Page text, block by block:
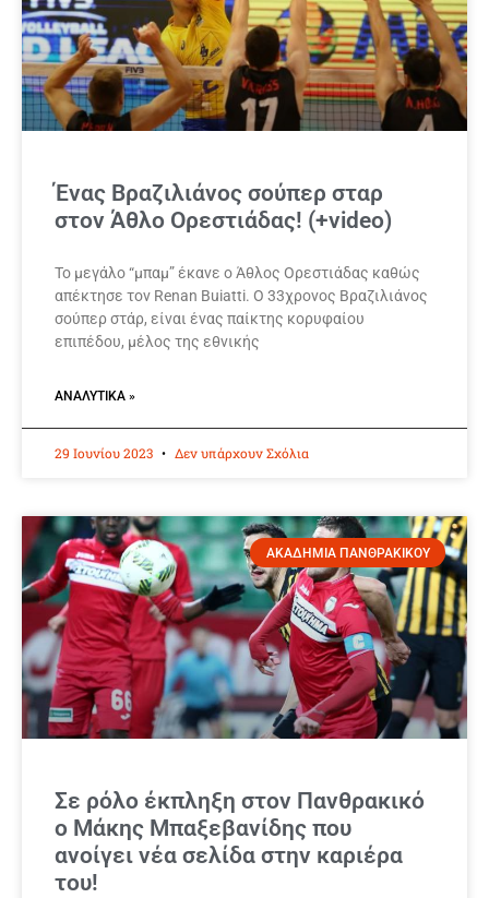
Ένας Βραζιλιάνος σούπερ σταρ
στον Άθλο Ορεστιάδας! (+video)
Το μεγάλο “μπαμ” έκανε ο Άθλος Ορεστιάδας καθώς
απέκτησε τον Renan Buiatti. Ο 33χρονος Βραζιλιάνος
σούπερ στάρ, είναι ένας παίκτης κορυφαίου
επιπέδου, μέλος της εθνικής
ΑΝΑΛΥΤΙΚΆ »
29 Ιουνίου 2023 Δεν υπάρχουν Σχόλια
ΑΚΑΔΗΜΙΑ ΠΑΝΘΡΑΚΙΚΟΥ
Σε ρόλο έκπληξη στον Πανθρακικό
ο Μάκης Μπαξεβανίδης που
ανοίγει νέα σελίδα στην καριέρα
του!